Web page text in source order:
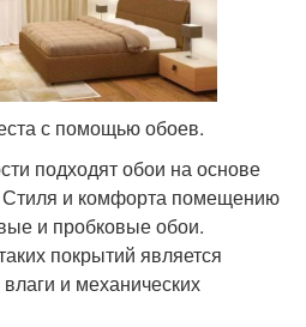
с помощью обоев.
подходят обои на основе
и комфорта помещению
и пробковые обои.
покрытий является
и механических